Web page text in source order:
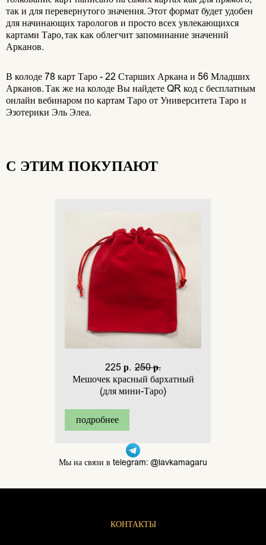
так и для перевернутого значения. Этот формат будет удобен
для начинающих тарологов и просто всех увлекающихся
картами Таро, так как облегчит запоминание значений
Арканов.
В колоде 78 карт Таро - 22 Старших Аркана и 56 Младших
Арканов. Так же на колоде Вы найдете QR код с бесплатным
онлайн вебинаром по картам Таро от Университета Таро и
Эзотерики Эль Элеа.
С ЭТИМ ПОКУПАЮТ
225 р. 250 р.
Мешочек красный бархатный
(для мини-Таро)
подробнее
Мы на связи в telegram: @lavkamagaru
КОНТАКТЫ